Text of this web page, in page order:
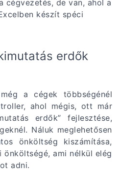
cégvezetés, de van, ahol a
készít spéci
erdők
a cégek többségénél
ahol mégis, ott már
erdők” fejlesztése,
Náluk meglehetősen
önköltség kiszámítása,
önköltségé, ami nélkül elég
adni.